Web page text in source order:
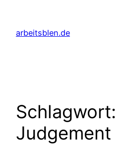
springen
arbeitsblen.de
Schlagwort:
Judgement